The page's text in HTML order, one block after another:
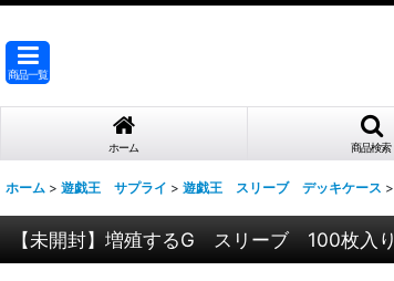
商品一覧
ホーム 商品検索
ホーム > 遊戯王 サプライ > 遊戯王 スリーブ デッキケース >
【未開封】増殖するG スリーブ 100枚入り